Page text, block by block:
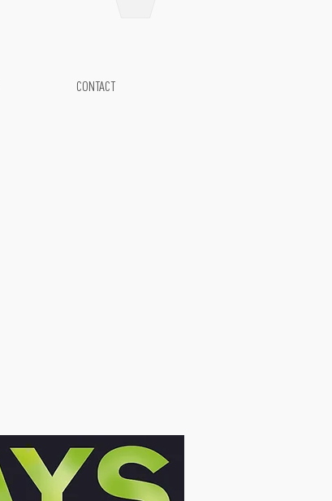
CONTACT